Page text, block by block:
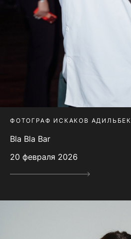
ФОТОГРАФ ИСКАКОВ АДИЛЬБЕК
Bla Bla Bar
20 февраля 2026